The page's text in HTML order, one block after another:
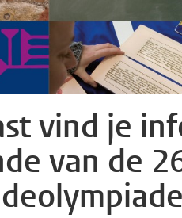
vind je
van de